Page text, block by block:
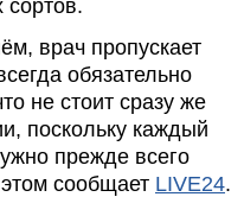
сортов.
врач пропускает
обязательно
не стоит сразу же
поскольку каждый
прежде всего
сообщает LIVE24.